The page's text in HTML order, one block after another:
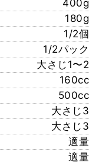
400g
180g
1/2個
1/2パック
大さじ1〜2
160cc
500cc
大さじ3
大さじ3
適量
適量